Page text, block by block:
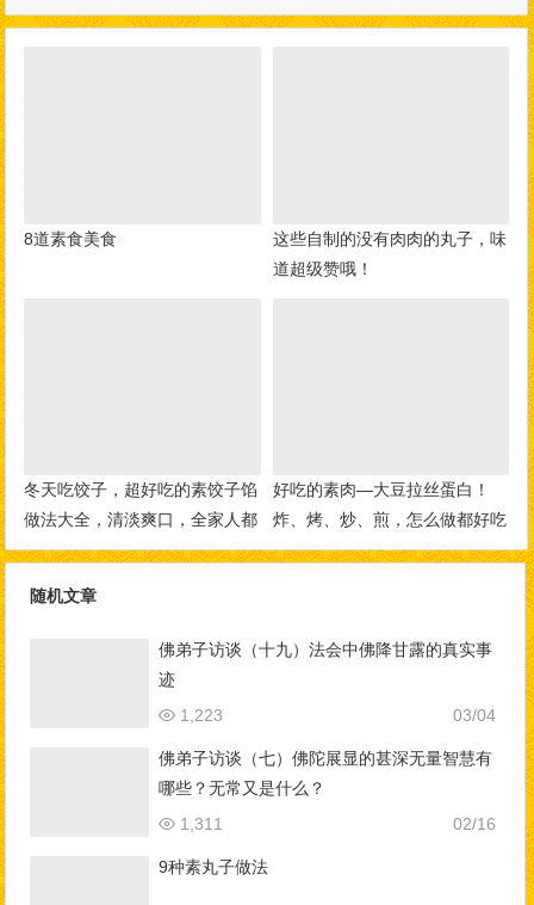
8道素食美食
这些自制的没有肉肉的丸子，味
道超级赞哦！
冬天吃饺子，超好吃的素饺子馅
做法大全，清淡爽口，全家人都
爱吃！
好吃的素肉—大豆拉丝蛋白！
炸、烤、炒、煎，怎么做都好吃
随机文章
佛弟子访谈（十九）法会中佛降甘露的真实事
迹
03/04
1,223
佛弟子访谈（七）佛陀展显的甚深无量智慧有
哪些？无常又是什么？
02/16
1,311
9种素丸子做法